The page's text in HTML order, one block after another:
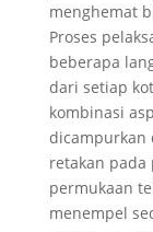
menghemat
Proses
beberapa
dari setiap
kombinasi
dicampurkan
retakan pada
permukaan
menempel